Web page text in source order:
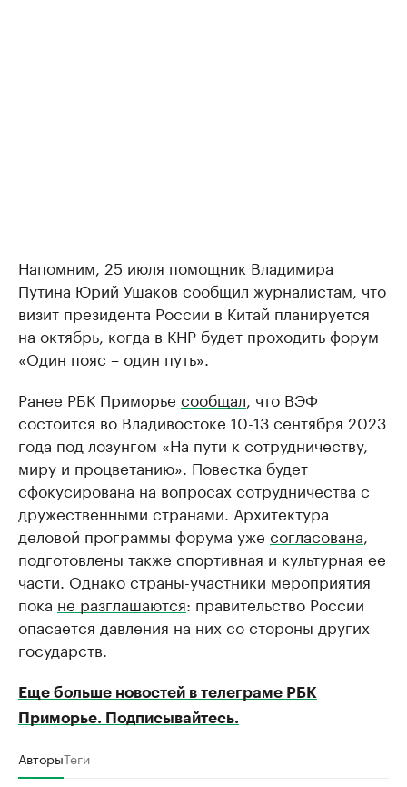
Напомним, 25 июля помощник Владимира
Путина Юрий Ушаков сообщил журналистам, что
визит президента России в Китай планируется
на октябрь, когда в КНР будет проходить форум
«Один пояс – один путь».
Ранее РБК Приморье сообщал , что ВЭФ
состоится во Владивостоке 10-13 сентября 2023
года под лозунгом «На пути к сотрудничеству,
миру и процветанию». Повестка будет
сфокусирована на вопросах сотрудничества с
дружественными странами. Архитектура
деловой программы форума уже согласована
подготовлены также спортивная и культурная ее
части. Однако страны-участники мероприятия
пока не разглашаются: правительство России
опасается давления на них со стороны других
государств.
Еще больше новостей в телеграме РБК
Приморье. Подписывайтесь.
АвторыТеги